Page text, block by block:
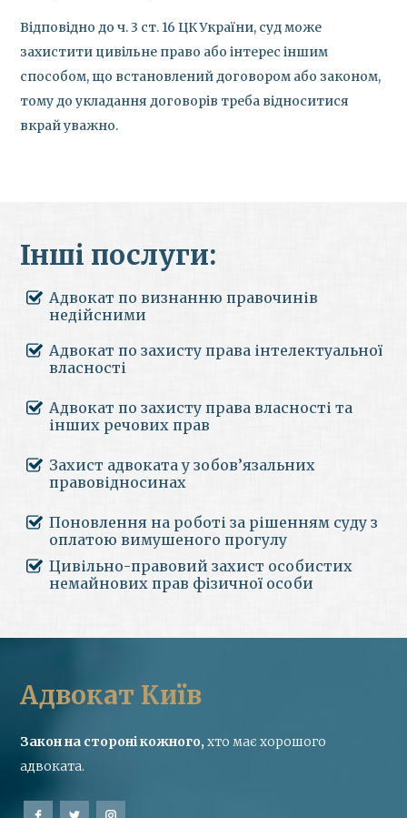
Відповідно до ч. 3 ст. 16 ЦК України, суд може
захистити цивільне право або інтерес іншим
способом, що встановлений договором або законом,
тому до укладання договорів треба відноситися
вкрай уважно.
Інші послуги:
Адвокат по визнанню правочинів
недійсними
Адвокат по захисту права інтелектуальної
власності
Адвокат по захисту права власності та
інших речових прав
Захист адвоката у зобов’язальних
правовідносинах
Поновлення на роботі за рішенням суду з
оплатою вимушеного прогулу
Цивільно-правовий захист особистих
немайнових прав фізичної особи
Адвокат Київ
Закон на стороні кожного, хто має хорошого
адвоката.